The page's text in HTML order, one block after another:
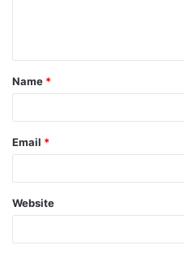
t
*
Name *
Email *
Website